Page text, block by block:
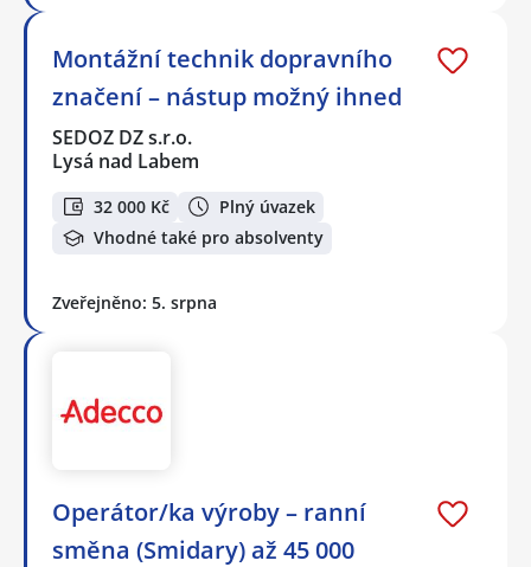
Montážní technik dopravního
značení – nástup možný ihned
SEDOZ DZ s.r.o.
Lysá nad Labem
32 000 Kč
Plný úvazek
Vhodné také pro absolventy
Zveřejněno: 5. srpna
Operátor/ka výroby – ranní
směna (Smidary) až 45 000